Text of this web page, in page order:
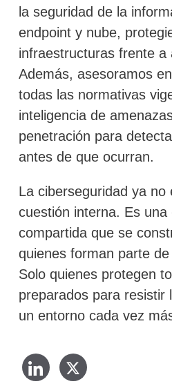
la seguridad de la
endpoint y nube,
infraestructuras frente a
Además, asesoramos
todas las normativas
inteligencia de
penetración para
antes de que ocurran.
La ciberseguridad ya no
cuestión interna. Es una
compartida que se
quienes forman parte
Solo quienes protegen
preparados para resistir
un entorno cada vez